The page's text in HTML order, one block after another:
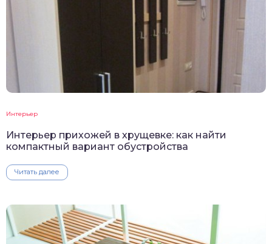
Интерьер
Интерьер прихожей в хрущевке: как найти
компактный вариант обустройства
Читать далее